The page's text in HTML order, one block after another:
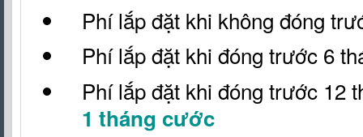
Phí lắp đặt khi không đóng
Phí lắp đặt khi đóng trước 6
Phí lắp đặt khi đóng trước 12
1 tháng cước